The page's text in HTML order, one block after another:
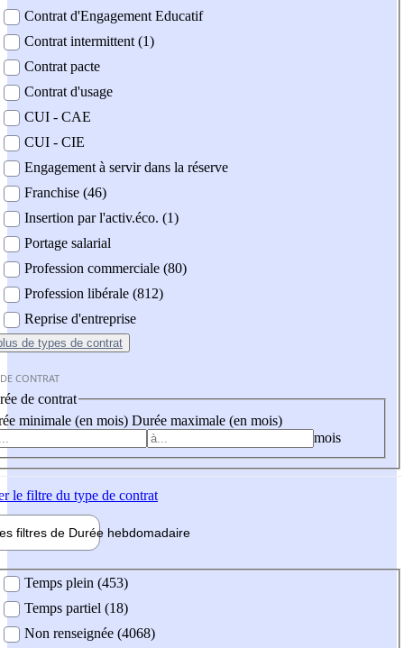
Contrat d'Engagement Educatif
Contrat intermittent (1)
Contrat pacte
Contrat d'usage
CUI - CAE
CUI - CIE
Engagement à servir dans la réserve
Franchise (46)
Insertion par l'activ.éco. (1)
Portage salarial
Profession commerciale (80)
Profession libérale (812)
Reprise d'entreprise
de types de contrat
CONTRAT
de contrat
minimale (en mois) Durée maximale (en mois)
mois
le filtre du type de contrat
filtres de Durée hebdomadaire
Temps plein (453)
Temps partiel (18)
Non renseignée (4068)